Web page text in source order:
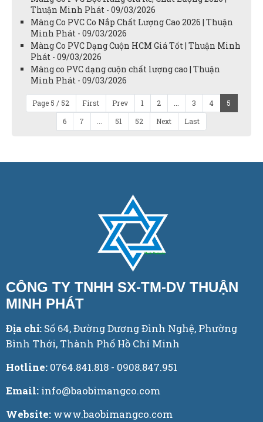
Thuận Minh Phát - 09/03/2026
Màng Co PVC Co Nắp Chất Lượng Cao 2026 | Thuận
Minh Phát - 09/03/2026
Màng Co PVC Dạng Cuộn HCM Giá Tốt | Thuận Minh
Phát - 09/03/2026
Màng co PVC dạng cuộn chất lượng cao | Thuận
Minh Phát - 09/03/2026
Page 5 / 52 First Prev 1 2 3 4
5
6
7 51 52 Next Last
CÔNG TY TNHH SX-TM-DV THUẬN
MINH PHÁT
Địa chỉ: Số 64, Đường Dương Đình Nghệ, Phường
Bình Thới, Thành Phố Hồ Chí Minh
Hotline: 0764.841.818 - 0908.847.951
Email: info@baobimangco.com
Website: www.baobimangco.com